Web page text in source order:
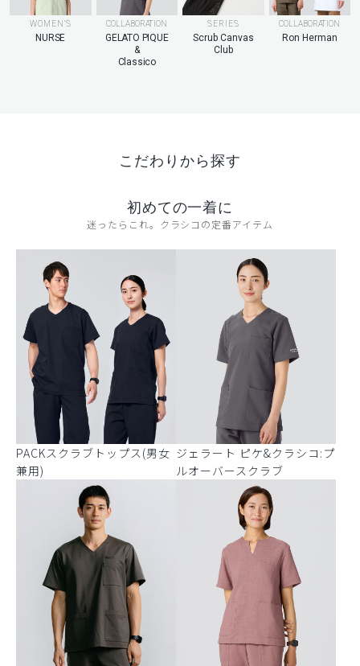
WOMEN’S
NURSE
COLLABORATION
GELATO PIQUE
&
Classico
SERIES
Scrub Canvas
Club
COLLABORATION
Ron Herman
こだわりから探す
初めての一着に
迷ったらこれ。クラシコの定番アイテム
PACKスクラブトップス(男女
兼用)
ジェラート ピケ&クラシコ:プ
ルオーバースクラブ